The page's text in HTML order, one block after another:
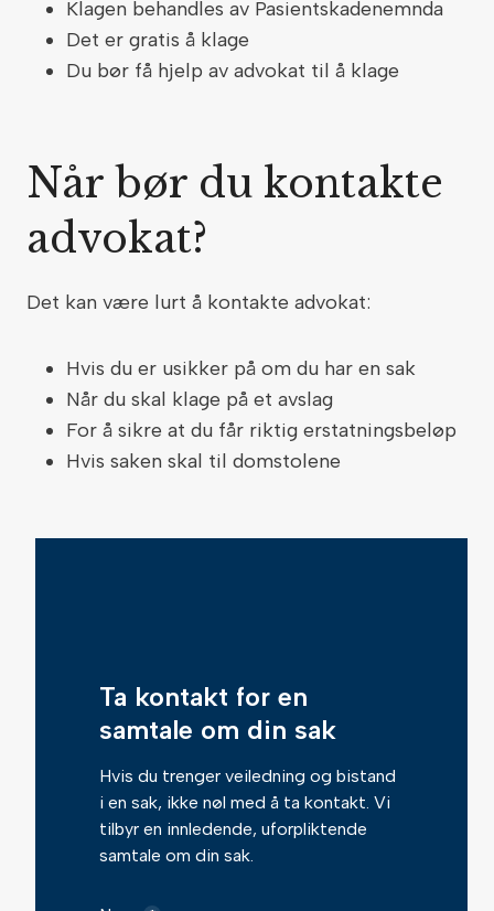
Klagen behandles av Pasientskadenemnda
Det er gratis å klage
Du bør få hjelp av advokat til å klage
Når bør du kontakte
advokat?
Det kan være lurt å kontakte advokat:
Hvis du er usikker på om du har en sak
Når du skal klage på et avslag
For å sikre at du får riktig erstatningsbeløp
Hvis saken skal til domstolene